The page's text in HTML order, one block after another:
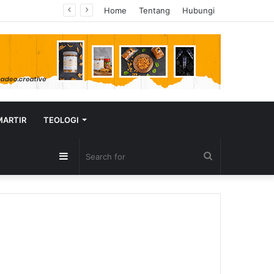
Home Tentang Hubungi
TEOLOGI
for
Sidebar